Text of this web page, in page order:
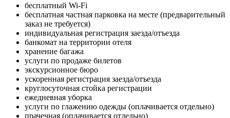
бесплатный Wi-Fi
бесплатная частная парковка на месте (предварительный
заказ не требуется)
индивидуальная регистрация заезда/отъезда
банкомат на территории отеля
хранение багажа
услуги по продаже билетов
экскурсионное бюро
ускоренная регистрация заезда/отъезда
круглосуточная стойка регистрации
ежедневная уборка
услуги по глажению одежды (оплачивается отдельно)
прачечная (оплачивается отдельно)